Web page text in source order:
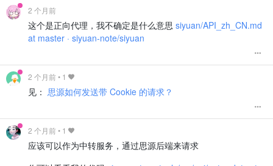
2 个月前
这个是正向代理，我不确定是什么意思 siyuan/API_zh_CN.md
at master · siyuan-note/siyuan
2 个月前• 1
见： 思源如何发送带 Cookie 的请求？
2 个月前• 1
应该可以作为中转服务，通过思源后端来请求